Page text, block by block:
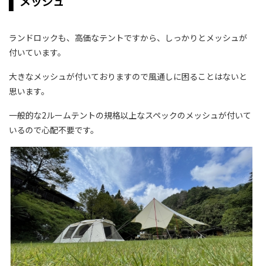
ランドロックも、高価なテントですから、しっかりとメッシュが
付いています。
大きなメッシュが付いておりますので風通しに困ることはないと
思います。
一般的な2ルームテントの規格以上なスペックのメッシュが付いて
いるので心配不要です。